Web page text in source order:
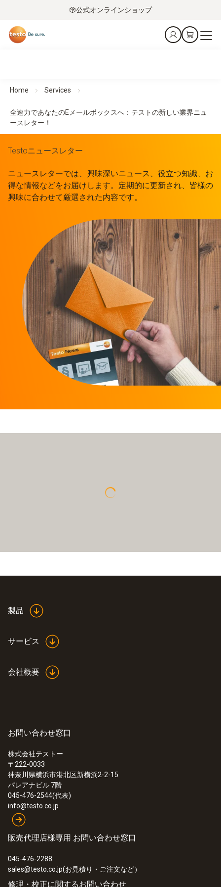
公式オンラインショップ
Home Services
全速力であなたのEメールボックスへ：テストの新しい業界ニュ
ースレター！
Testoニュースレター
ニュースレターでは、興味深いニュース、役立つ知識、お
得な情報などをお届けします。定期的に更新され、皆様の
興味に合わせて厳選された内容です。
製品
サービス
会社概要
お問い合わせ窓口
株式会社テストー
〒222-0033
神奈川県横浜市港北区新横浜2-2-15
パレアナビル 7階
045-476-2544(代表)
info@testo.co.jp
販売代理店様専用 お問い合わせ窓口
045-476-2288
sales@testo.co.jp(お見積り・ご注文など）
修理・校正に関するお問い合わせ